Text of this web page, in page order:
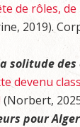
de rôles,
2019).
solitude
devenu
(Norbert,
pour